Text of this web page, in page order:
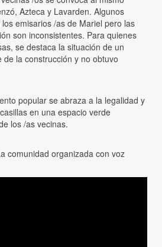
Azteca y Lavarden. Algunos
emisarios /as de Mariel pero las
son inconsistentes. Para quienes
se destaca la situación de un
la construcción y no obtuvo
popular se abraza a la legalidad y
en una espacio verde
los /as vecinas.
comunidad organizada con voz